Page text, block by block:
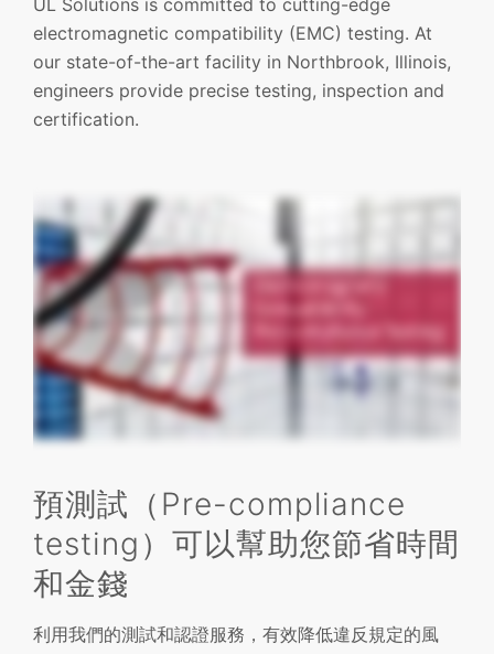
electromagnetic compatibility (EMC) testing. At
our state-of-the-art facility in Northbrook, Illinois,
engineers provide precise testing, inspection and
certification.
預測試（Pre-compliance
testing）可以幫助您節省時間
和金錢
利用我們的測試和認證服務，有效降低違反規定的風